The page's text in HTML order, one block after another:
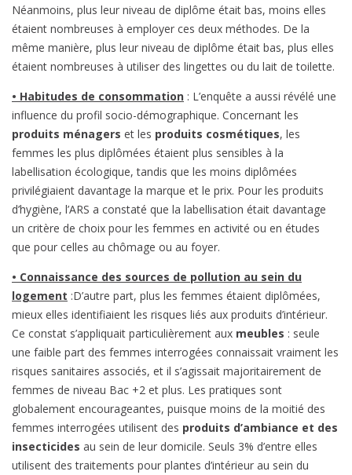
Néanmoins, plus leur niveau de diplôme était bas, moins elles
étaient nombreuses à employer ces deux méthodes. De la
même manière, plus leur niveau de diplôme était bas, plus elles
étaient nombreuses à utiliser des lingettes ou du lait de toilette.
• Habitudes de consommation : L’enquête a aussi révélé une
influence du profil socio-démographique. Concernant les
produits ménagers et les produits cosmétiques, les
femmes les plus diplômées étaient plus sensibles à la
labellisation écologique, tandis que les moins diplômées
privilégiaient davantage la marque et le prix. Pour les produits
d’hygiène, l’ARS a constaté que la labellisation était davantage
un critère de choix pour les femmes en activité ou en études
que pour celles au chômage ou au foyer.
• Connaissance des sources de pollution au sein du
logement :D’autre part, plus les femmes étaient diplômées,
mieux elles identifiaient les risques liés aux produits d’intérieur.
Ce constat s’appliquait particulièrement aux meubles : seule
une faible part des femmes interrogées connaissait vraiment les
risques sanitaires associés, et il s’agissait majoritairement de
femmes de niveau Bac +2 et plus. Les pratiques sont
globalement encourageantes, puisque moins de la moitié des
femmes interrogées utilisent des produits d’ambiance et des
insecticides au sein de leur domicile. Seuls 3% d’entre elles
utilisent des traitements pour plantes d’intérieur au sein du